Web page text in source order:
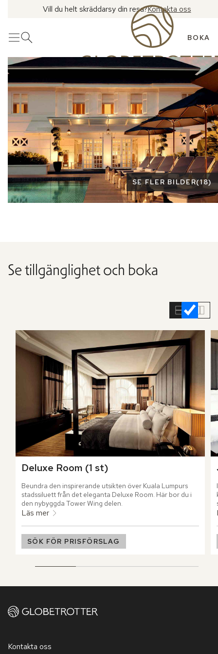
Vill du helt skräddarsy din resa?Kontakta oss
MenyÖppna sök BOKA
Se fler bilder
SE FLER BILDER(18)
Se tillgänglighet och boka
Deluxe Room (1 st)
Beundra den inspirerande utsikten över Kuala Lumpurs
stadssiluett från det eleganta Deluxe Room. Här bor du i
den nybyggda Tower Wing delen.
Läs mer
SÖK FÖR PRISFÖRSLAG
Kontakta oss